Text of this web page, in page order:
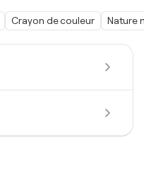
Crayon de couleur Nature